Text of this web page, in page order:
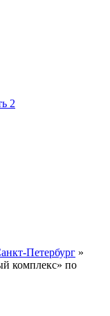
2
Петербург »
комплекс» по